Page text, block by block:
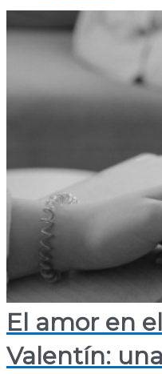
El amor en
Valentín: